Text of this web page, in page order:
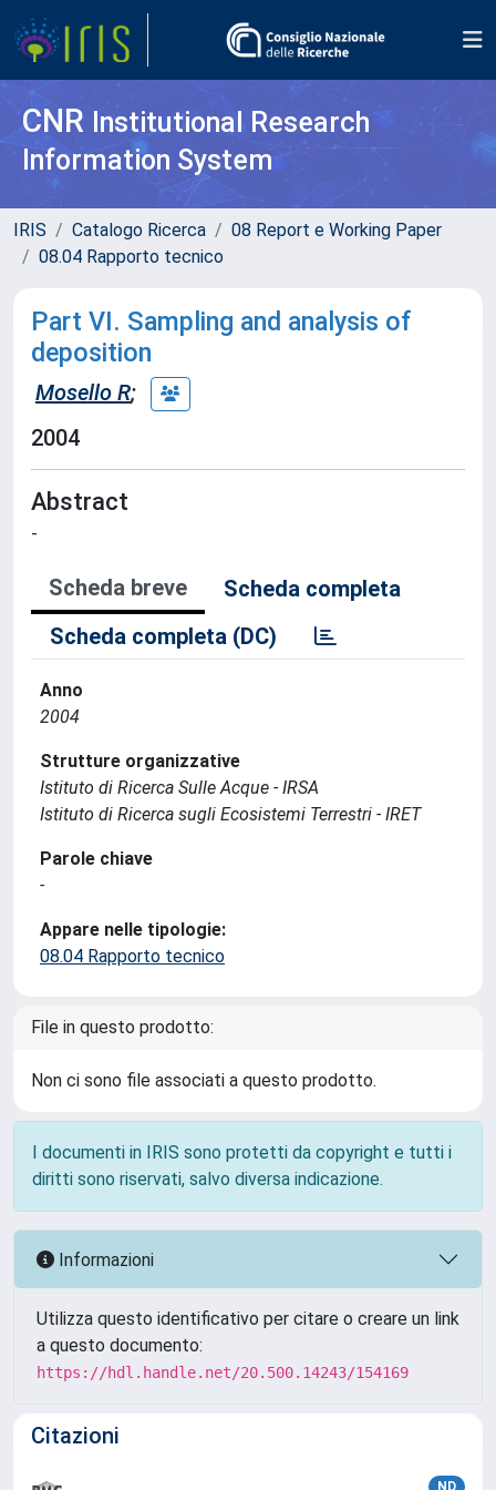
CNR Institutional Research
Information System
IRIS Catalogo Ricerca
08 Report e Working Paper
08.04 Rapporto tecnico
Part VI. Sampling and analysis of
deposition
Mosello R;
2004
Abstract
-
Scheda breve
Scheda completa
Scheda completa (DC)
Anno
2004
Strutture organizzative
Istituto di Ricerca Sulle Acque - IRSA
Istituto di Ricerca sugli Ecosistemi Terrestri - IRET
Parole chiave
-
Appare nelle tipologie:
08.04 Rapporto tecnico
File in questo prodotto:
Non ci sono file associati a questo prodotto.
I documenti in IRIS sono protetti da copyright e tutti i
diritti sono riservati, salvo diversa indicazione.
Informazioni
Utilizza questo identificativo per citare o creare un link
a questo documento:
https://hdl.handle.net/20.500.14243/154169
Citazioni
ND